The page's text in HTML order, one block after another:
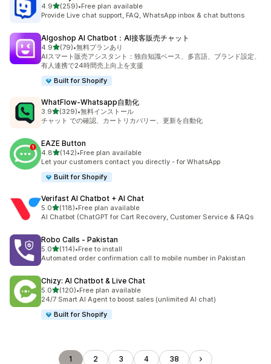
4.95つ星中
(259)
合計レビュー数：259件
•Free plan available
Provide Live chat support, FAQ, WhatsApp inbox & chat buttons
Algoshop AI Chatbot：AI接客販売チャット
4.95つ星中
(79)
合計レビュー数：79件
•無料プランあり
AIスマート販売アシスタント：独自知識ベース、多言語、ブランド設定、
有人連携で24時間売上向上を支援
Built for Shopify
WhatFlow‑Whatsapp自動化
3.95つ星中
(329)
合計レビュー数：329件
•無料インストール
チャット での確認、カートリカバリー、更新を自動化
EAZE Button
4.85つ星中
(142)
合計レビュー数：142件
•Free plan available
Let your customers contact you directly - for WhatsApp
Built for Shopify
Verifast AI Chatbot + AI Chat
5.05つ星中
(118)
合計レビュー数：118件
•Free plan available
AI Chatbot (ChatGPT for Cart Recovery, Customer Service & FAQs
Robo Calls ‑ Pakistan
5.05つ星中
(114)
合計レビュー数：114件
•Free to install
Automated order confirmation call to mobile number in Pakistan
Chizy: AI Chatbot & Live Chat
5.05つ星中
(120)
合計レビュー数：120件
•Free plan available
24/7 Smart AI Agent to boost sales (unlimited AI chat)
Built for Shopify
1 2 3 4 38